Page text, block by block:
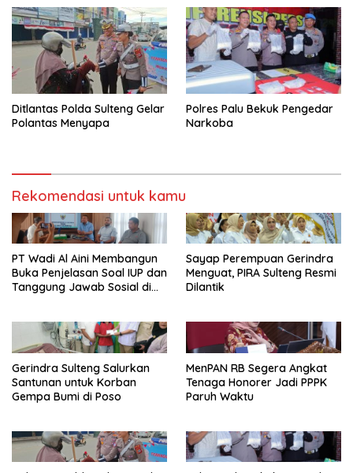
Ditlantas Polda Sulteng Gelar
Polantas Menyapa
Polres Palu Bekuk Pengedar
Narkoba
Rekomendasi untuk kamu
PT Wadi Al Aini Membangun
Buka Penjelasan Soal IUP dan
Tanggung Jawab Sosial di
Sayap Perempuan Gerindra
Menguat, PIRA Sulteng Resmi
Dilantik
Gerindra Sulteng Salurkan
Santunan untuk Korban
Gempa Bumi di Poso
MenPAN RB Segera Angkat
Tenaga Honorer Jadi PPPK
Paruh Waktu